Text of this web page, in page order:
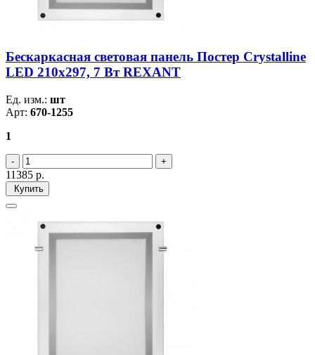
Бескаркасная световая панель Постер Crystalline
LED 210х297, 7 Вт REXANT
Ед. изм.: шт
Арт: 670-1255
1
11385 р.
Купить